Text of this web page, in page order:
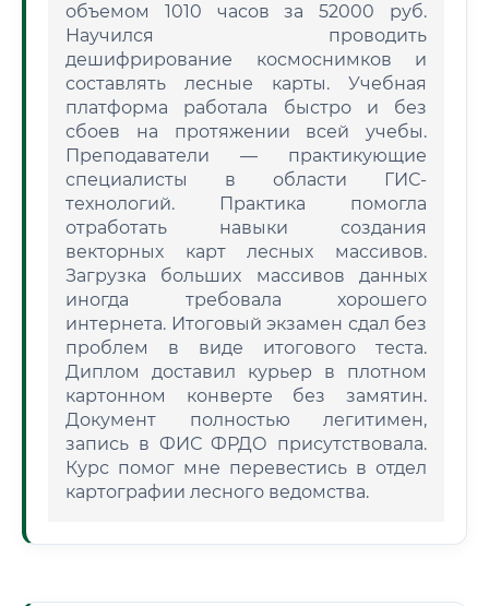
объемом 1010 часов за 52000 руб.
Научился проводить
дешифрирование космоснимков и
составлять лесные карты. Учебная
платформа работала быстро и без
сбоев на протяжении всей учебы.
Преподаватели — практикующие
специалисты в области ГИС-
технологий. Практика помогла
отработать навыки создания
векторных карт лесных массивов.
Загрузка больших массивов данных
иногда требовала хорошего
интернета. Итоговый экзамен сдал без
проблем в виде итогового теста.
Диплом доставил курьер в плотном
картонном конверте без замятин.
Документ полностью легитимен,
запись в ФИС ФРДО присутствовала.
Курс помог мне перевестись в отдел
картографии лесного ведомства.